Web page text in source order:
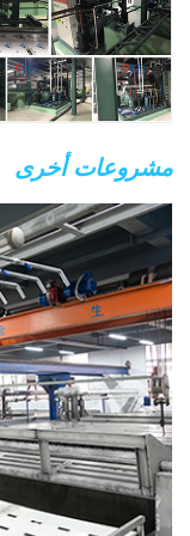
مشروعات أخرى